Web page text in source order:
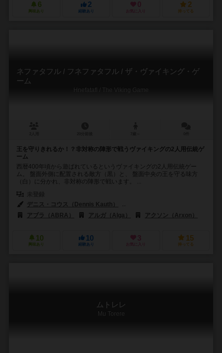
6
興味あり
2
経験あり
0
お気に入り
2
持ってる
ネファタフル / フネファタフル / ザ・ヴァイキング・ゲ
ーム
Hnefatafl / The Viking Game
王を守りきれるか！？非対称の陣形で戦うヴァイキングの2人用伝統ゲ
ーム
西暦400年頃から遊ばれているというヴァイキングの2人用伝統ゲー
ム。 盤面外側に配置される敵方（黒）と、 盤面中央の王を守る味方
（白）に分かれ、非対称の陣形で戦います。 ...
デニス・コウス（Dennis Kauth）
アブラ（ABRA）
アルガ（Alga） アクソン（Arxon）
10
興味あり
10
経験あり
3
お気に入り
15
持ってる
ムトレレ
Mu Torere